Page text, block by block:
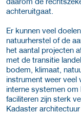
achteruitgaat.
Er kunnen veel
natuurherstel of de
het aantal projecten
met de transitie
bodem, klimaat,
instrument weer veel
interne systemen
faciliteren zijn sterk
Kadaster